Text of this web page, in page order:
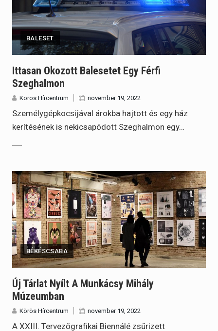
BALESET
Ittasan Okozott Balesetet Egy Férfi
Szeghalmon
Körös Hírcentrum november 19, 2022
Személygépkocsijával árokba hajtott és egy ház
kerítésének is nekicsapódott Szeghalmon egy…
BÉKÉSCSABA
Új Tárlat Nyílt A Munkácsy Mihály
Múzeumban
Körös Hírcentrum november 19, 2022
A XXIII. Tervezőgrafikai Biennálé zsűrizett